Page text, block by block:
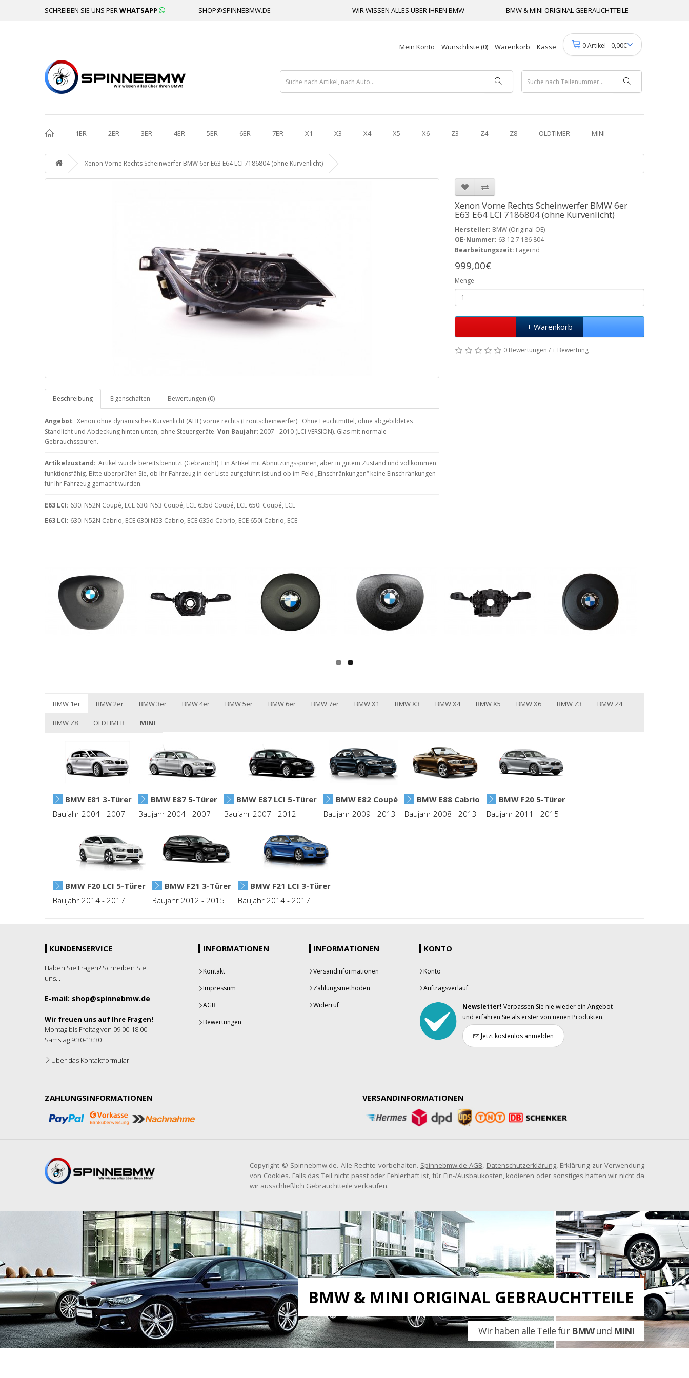
SCHREIBEN SIE UNS PERWHATSAPP SHOP@SPINNEBMW.DE WIR WISSEN ALLES ÜBER IHREN BMW BMW & MINI ORIGINAL GEBRAUCHTTEILE
Mein Konto Wunschliste (0) Warenkorb Kasse 0 Artikel - 0,00€
1ER 2ER 3ER 4ER 5ER 6ER 7ER X1 X3 X4 X5 X6 Z3 Z4 Z8 OLDTIMER MINI
Xenon Vorne Rechts Scheinwerfer BMW 6er E63 E64 LCI 7186804 (ohne Kurvenlicht)
Beschreibung Eigenschaften Bewertungen (0)
Angebot: Xenon ohne dynamisches Kurvenlicht (AHL) vorne rechts (Frontscheinwerfer). Ohne Leuchtmittel, ohne abgebildetes
Standlicht und Abdeckung hinten unten, ohne Steuergeräte. Von Baujahr: 2007 - 2010 (LCI VERSION). Glas mit normale
Gebrauchsspuren.
Artikelzustand: Artikel wurde bereits benutzt (Gebraucht). Ein Artikel mit Abnutzungsspuren, aber in gutem Zustand und vollkommen
funktionsfähig. Bitte überprüfen Sie, ob Ihr Fahrzeug in der Liste aufgeführt ist und ob im Feld „Einschränkungen“ keine Einschränkungen
für Ihr Fahrzeug gemacht wurden.
E63 LCI: 630i N52N Coupé, ECE 630i N53 Coupé, ECE 635d Coupé, ECE 650i Coupé, ECE
E63 LCI: 630i N52N Cabrio, ECE 630i N53 Cabrio, ECE 635d Cabrio, ECE 650i Cabrio, ECE
Xenon Vorne Rechts Scheinwerfer BMW 6er
E63 E64 LCI 7186804 (ohne Kurvenlicht)
Hersteller: BMW (Original OE)
OE-Nummer: 63 12 7 186 804
Bearbeitungszeit: Lagernd
999,00€
Menge
+ Warenkorb
0 Bewertungen /+ Bewertung
BMW 1er BMW 2er BMW 3er BMW 4er BMW 5er BMW 6er BMW 7er BMW X1 BMW X3 BMW X4 BMW X5 BMW X6 BMW Z3 BMW Z4
BMW Z8 OLDTIMER MINI
BMW E81 3-Türer
Baujahr 2004 - 2007
BMW E87 5-Türer
Baujahr 2004 - 2007
BMW E87 LCI 5-Türer
Baujahr 2007 - 2012
BMW E82 Coupé
Baujahr 2009 - 2013
BMW E88 Cabrio
Baujahr 2008 - 2013
BMW F20 5-Türer
Baujahr 2011 - 2015
BMW F20 LCI 5-Türer
Baujahr 2014 - 2017
BMW F21 3-Türer
Baujahr 2012 - 2015
BMW F21 LCI 3-Türer
Baujahr 2014 - 2017
KUNDENSERVICE
Haben Sie Fragen? Schreiben Sie
uns...
E-mail: shop@spinnebmw.de
Wir freuen uns auf Ihre Fragen!
Montag bis Freitag von 09:00-18:00
Samstag 9:30-13:30
Über das Kontaktformular
INFORMATIONEN
Kontakt
Impressum
AGB
Bewertungen
INFORMATIONEN
Versandinformationen
Zahlungsmethoden
Widerruf
KONTO
Konto
Auftragsverlauf
Newsletter! Verpassen Sie nie wieder ein Angebot
und erfahren Sie als erster von neuen Produkten.
Jetzt kostenlos anmelden
ZAHLUNGSINFORMATIONEN VERSANDINFORMATIONEN
Copyright © Spinnebmw.de. Alle Rechte vorbehalten. Spinnebmw.de-AGB, Datenschutzerklärung, Erklärung zur Verwendung
von Cookies. Falls das Teil nicht passt oder Fehlerhaft ist, für Ein-/Ausbaukosten, kodieren oder sonstiges haften wir nicht da
wir ausschließlich Gebrauchtteile verkaufen.
BMW & MINI ORIGINAL GEBRAUCHTTEILE
Wir haben alle Teile für BMWund MINI